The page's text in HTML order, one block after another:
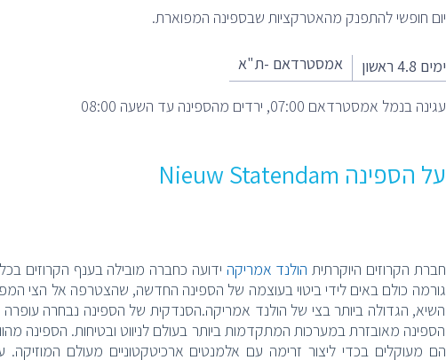
יום חופשי להתפנק מהאטרקציות שבספינה המפוארת.
ימים 4.8 ראשון אמסטרדאם -ת"א
עגינה בנמל אמסטרדאם 07:00, ירדים מהספינה עד השעה 08:00
על הספינה Nieuw Statendam
חברת הקרוזים היוקרתית הולנד אמריקה ידועה כחברה מובילה בענף הקרוזים
השיא, הגדולה ביותר בצי של הולנד אמריקה.הסנדקית של הספינה נבחרה עופרה
הספינה מאובזרת במערכות המתקדמות ביותר בעולם לניווט ובטיחות. הספינה
הם מעוקלים בכדי ליצור זרימה עם אלמנטים ארכיטקטוניים מעולם המוזיקה.